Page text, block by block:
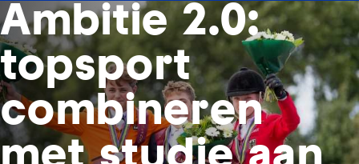
videos
nieuws
opleidingen
Ambitie 2.0:
topsport
combineren